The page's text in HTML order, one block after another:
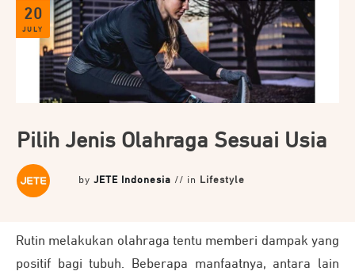
20
JULY
Pilih Jenis Olahraga Sesuai Usia
by JETE Indonesia // in Lifestyle
Rutin melakukan olahraga tentu memberi dampak yang
positif bagi tubuh. Beberapa manfaatnya, antara lain